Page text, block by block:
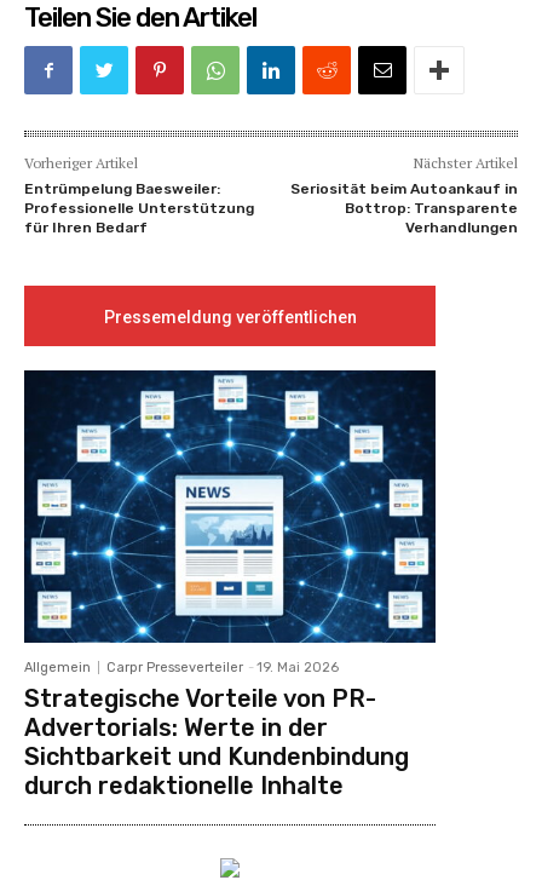
Teilen Sie den Artikel
Vorheriger Artikel
Entrümpelung Baesweiler:
Professionelle Unterstützung
für Ihren Bedarf
Nächster Artikel
Seriosität beim Autoankauf in
Bottrop: Transparente
Verhandlungen
Pressemeldung veröffentlichen
Allgemein Carpr Presseverteiler - 19. Mai 2026
Strategische Vorteile von PR-
Advertorials: Werte in der
Sichtbarkeit und Kundenbindung
durch redaktionelle Inhalte